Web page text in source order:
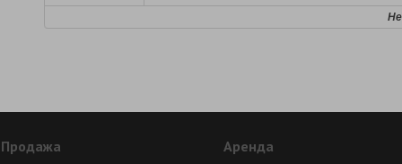
Продажа
Аренда